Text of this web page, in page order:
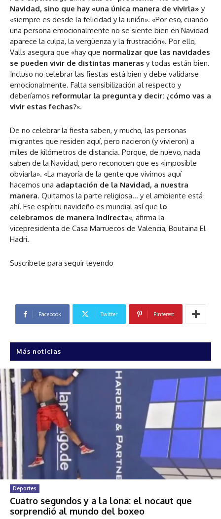
Navidad, sino que hay «una única manera de vivirla» y
«siempre es desde la felicidad y la unión». «Por eso, cuando
una persona emocionalmente no se siente bien en Navidad
aparece la culpa, la vergüenza y la frustración». Por ello,
Valls asegura que «hay que normalizar que las navidades
se pueden vivir de distintas maneras y todas están bien.
Incluso no celebrar las fiestas está bien y debe validarse
emocionalmente. Falta sensibilización al respecto y
deberíamos reformular la pregunta y decir: ¿cómo vas a
vivir estas fechas?«.
De no celebrar la fiesta saben, y mucho, las personas
migrantes que residen aquí, pero nacieron (y vivieron) a
miles de kilómetros de distancia. Porque, de nuevo, nada
saben de la Navidad, pero reconocen que es «imposible
obviarla». «La mayoría de la gente que vivimos aquí
hacemos una adaptación de la Navidad, a nuestra
manera. Quitamos la parte religiosa… y el ambiente está
ahí. Ese espíritu navideño es mundial así que lo
celebramos de manera indirecta«, afirma la
vicepresidenta de Casa Marruecos de Valencia, Boutaina El
Hadri.
Suscríbete para seguir leyendo
Facebook Twitter Pinterest
Más noticias
Deportes
Cuatro segundos y a la lona: el nocaut que
sorprendió al mundo del boxeo